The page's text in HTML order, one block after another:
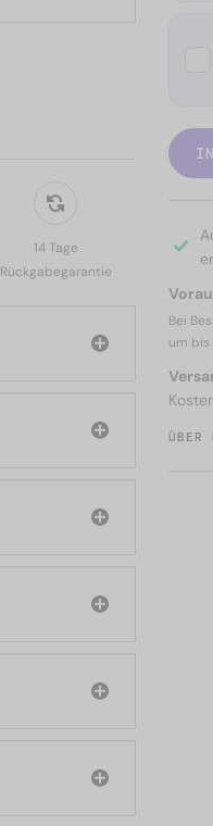
14 Tage
Rückgabegarantie
Bei
um bis
ÜBER